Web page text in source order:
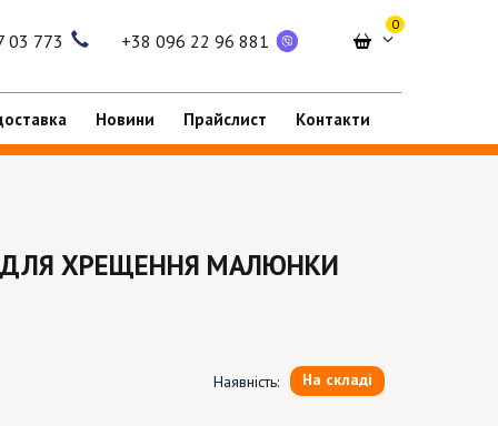
03 773 +38 096 22 96 881
0
Новини Прайслист Контакти
ХРЕЩЕННЯ МАЛЮНКИ
Наявність: На складі